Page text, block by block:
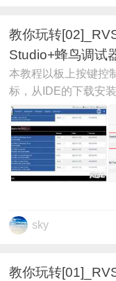
教你玩转
Studio+蜂鸟调试
本教程以板上按键控
标，从IDE的下载安
sky
教你玩转